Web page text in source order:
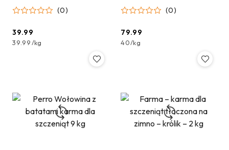
średnich i dużych ras 1kg
(0)
Cena:
39.99
39.99/kg
(0)
Cena:
79.99
40/kg